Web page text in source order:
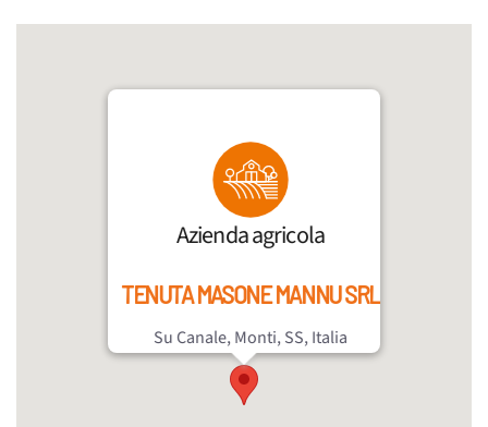
Azienda agricola
TENUTA MASONE MANNU SRL
Su Canale, Monti, SS, Italia